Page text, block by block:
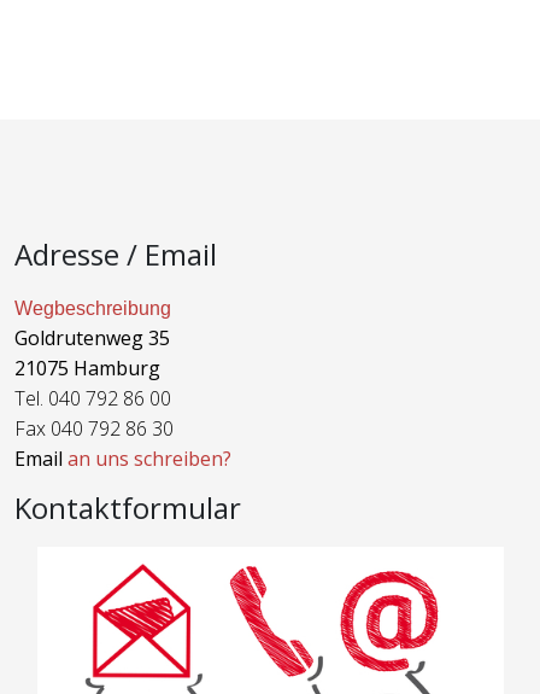
Adresse / Email
Wegbeschreibung
Goldrutenweg 35
21075 Hamburg
Tel. 040 792 86 00
Fax 040 792 86 30
Email an uns schreiben?
Kontaktformular